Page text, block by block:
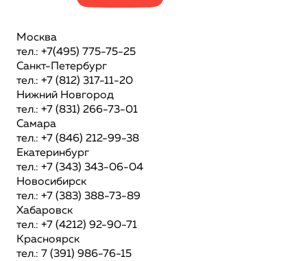
Москва
тел.: +7(495) 775-75-25
Санкт-Петербург
тел.: +7 (812) 317-11-20
Нижний Новгород
тел.: +7 (831) 266-73-01
Самара
тел.: +7 (846) 212-99-38
Екатеринбург
тел.: +7 (343) 343-06-04
Новосибирск
тел.: +7 (383) 388-73-89
Хабаровск
тел.: +7 (4212) 92-90-71
Красноярск
тел.: 7 (391) 986-76-15